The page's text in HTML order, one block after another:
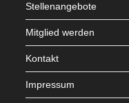
Stellenangebote
Mitglied werden
Kontakt
Impressum